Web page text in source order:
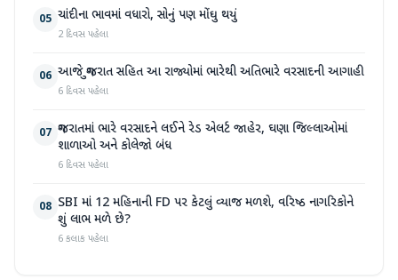
05 ચાંદીના ભાવમાં વધારો, સોનું પણ મોંઘુ થયું
2 દિવસ પહેલા
06 આજે ગુજરાત સહિત આ રાજ્યોમાં ભારેથી અતિભારે વરસાદની આગાહી
6 દિવસ પહેલા
07 ગુજરાતમાં ભારે વરસાદને લઈને રેડ એલર્ટ જાહેર, ઘણા જિલ્લાઓમાં
શાળાઓ અને કોલેજો બંધ
6 દિવસ પહેલા
08 SBI માં 12 મહિનાની FD પર કેટલું વ્યાજ મળશે, વરિષ્ઠ નાગરિકોને
શું લાભ મળે છે?
6 કલાક પહેલા